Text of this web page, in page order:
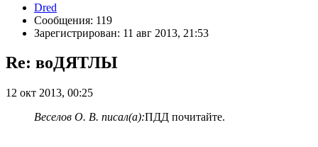
Dred
Сообщения: 119
Зарегистрирован: 11 авг 2013, 21:53
Re: воДЯТЛЫ
12 окт 2013, 00:25
Веселов О. В. писал(а):ПДД почитайте.